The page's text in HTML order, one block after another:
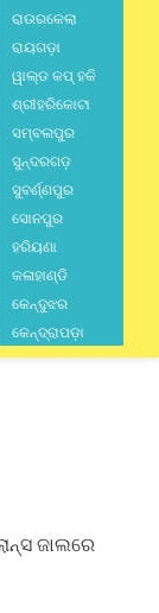
ରାଉରକେଲା
ରାୟଗଡ଼ା
ୱାଲ୍ଡ କପ୍ ହକି
ଶ୍ରୀହରିକୋଟା
ସମ୍ବଲପୁର
ସୁନ୍ଦରଗଡ଼
ସୁବର୍ଣ୍ଣପୁର
ସୋନପୁର
ହରିୟଣା
କଳାହାଣ୍ଡି
କେନ୍ଦୁଝର
କେନ୍ଦ୍ରାପଡ଼ା